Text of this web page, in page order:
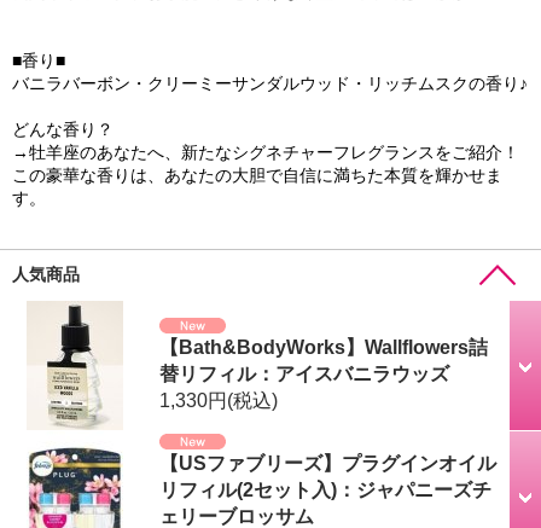
■香り■
バニラバーボン・クリーミーサンダルウッド・リッチムスクの香り♪
どんな香り？
→牡羊座のあなたへ、新たなシグネチャーフレグランスをご紹介！
この豪華な香りは、あなたの大胆で自信に満ちた本質を輝かせま
す。
人気商品
【Bath&BodyWorks】Wallflowers詰
替リフィル：アイスバニラウッズ
1,330円(税込)
【USファブリーズ】プラグインオイル
リフィル(2セット入)：ジャパニーズチ
ェリーブロッサム